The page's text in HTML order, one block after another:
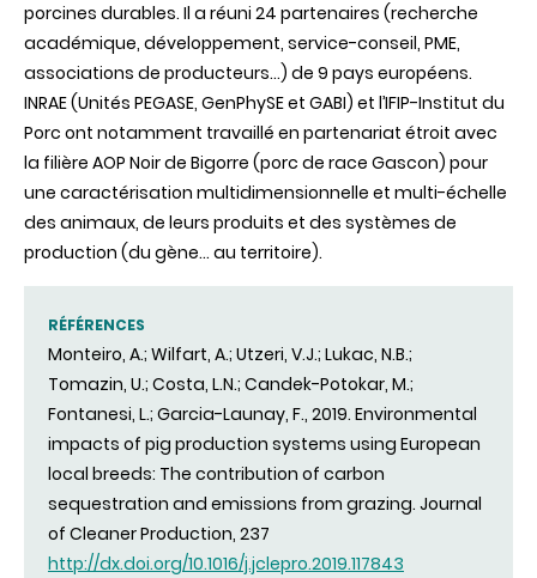
porcines durables. Il a réuni 24 partenaires (recherche
académique, développement, service-conseil, PME,
associations de producteurs…) de 9 pays européens.
INRAE (Unités PEGASE, GenPhySE et GABI) et l’IFIP-Institut du
Porc ont notamment travaillé en partenariat étroit avec
la filière AOP Noir de Bigorre (porc de race Gascon) pour
une caractérisation multidimensionnelle et multi-échelle
des animaux, de leurs produits et des systèmes de
production (du gène… au territoire).
RÉFÉRENCES
Monteiro, A.; Wilfart, A.; Utzeri, V.J.; Lukac, N.B.;
Tomazin, U.; Costa, L.N.; Candek-Potokar, M.;
Fontanesi, L.; Garcia-Launay, F., 2019. Environmental
impacts of pig production systems using European
local breeds: The contribution of carbon
sequestration and emissions from grazing. Journal
of Cleaner Production, 237
http://dx.doi.org/10.1016/j.jclepro.2019.117843